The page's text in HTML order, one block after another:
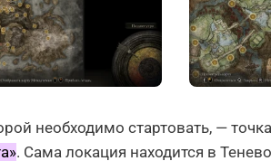
необходимо стартовать, —
. Сама локация находится в